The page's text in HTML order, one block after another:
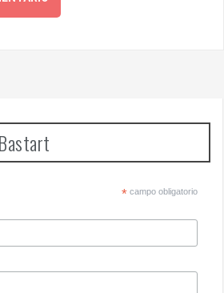
*campo obligatorio